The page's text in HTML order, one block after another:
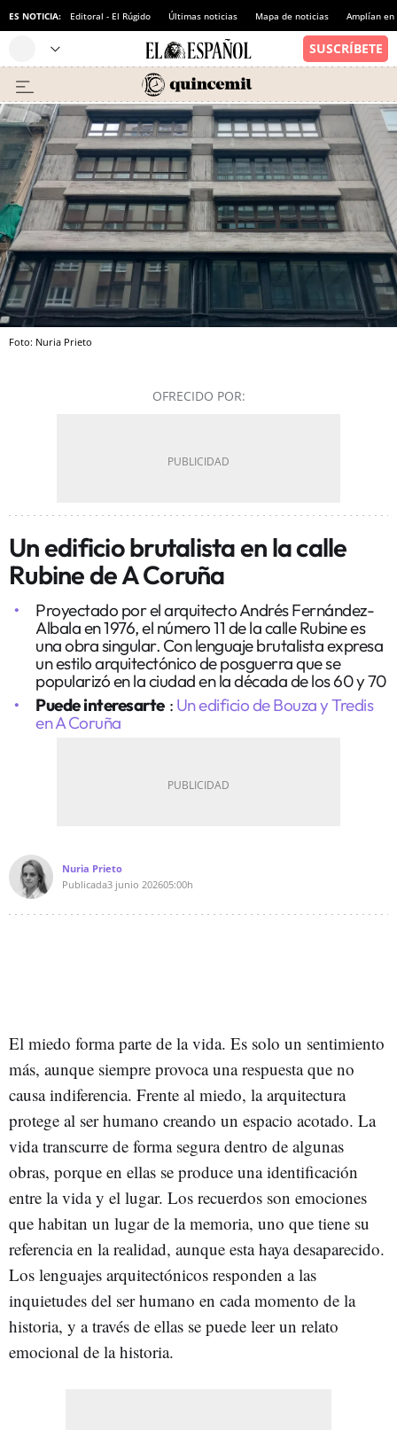
ES NOTICIA: Editoral - El Rúgido Últimas noticias Mapa de noticias Amplían
Foto: Nuria Prieto
OFRECIDO POR:
Un edificio brutalista en la calle
Rubine de A Coruña
Proyectado por el arquitecto Andrés Fernández-
Albala en 1976, el número 11 de la calle Rubine es
una obra singular. Con lenguaje brutalista expresa
un estilo arquitectónico de posguerra que se
popularizó en la ciudad en la década de los 60 y 70
Puede interesarte : Un edificio de Bouza y Tredis
en A Coruña
Nuria Prieto
Publicada3 junio 202605:00h
El miedo forma parte de la vida. Es solo un sentimiento
más, aunque siempre provoca una respuesta que no
causa indiferencia. Frente al miedo, la arquitectura
protege al ser humano creando un espacio acotado. La
vida transcurre de forma segura dentro de algunas
obras, porque en ellas se produce una identificación
entre la vida y el lugar. Los recuerdos son emociones
que habitan un lugar de la memoria, uno que tiene su
referencia en la realidad, aunque esta haya desaparecido.
Los lenguajes arquitectónicos responden a las
inquietudes del ser humano en cada momento de la
historia, y a través de ellas se puede leer un relato
emocional de la historia.